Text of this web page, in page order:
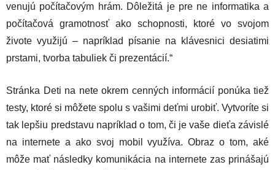
venujú počítačovým hrám. Dôležitá je pre ne informatika a
počítačová gramotnosť ako schopnosti, ktoré vo svojom
živote využijú – napríklad písanie na klávesnici desiatimi
prstami, tvorba tabuliek či prezentácií.“
Stránka Deti na nete okrem cenných informácií ponúka tiež
testy, ktoré si môžete spolu s vašimi deťmi urobiť. Vytvoríte si
tak lepšiu predstavu napríklad o tom, či je vaše dieťa závislé
na internete a ako svoj mobil využíva. Obraz o tom, aké
môže mať následky komunikácia na internete zas prinášajú